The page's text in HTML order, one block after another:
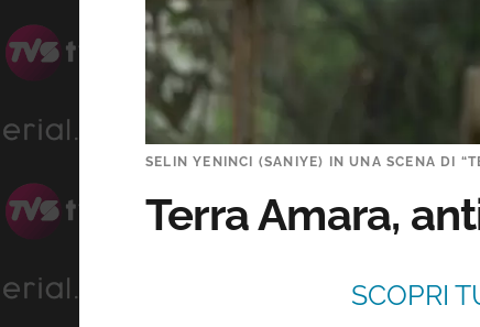
SELIN YENINCI (SANIYE) IN UNA SCENA DI
Terra Amara,
SCOPRI